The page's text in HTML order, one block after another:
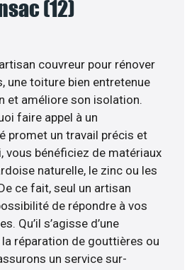
(12)
couvreur pour rénover
une toiture bien entretenue
et améliore son isolation.
faire appel à un
promet un travail précis et
vous bénéficiez de matériaux
naturelle, le zinc ou les
ce fait, seul un artisan
de répondre à vos
Qu’il s’agisse d’une
réparation de gouttières ou
un service sur-